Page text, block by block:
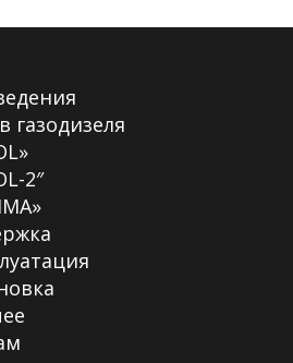
газодизеля
2″